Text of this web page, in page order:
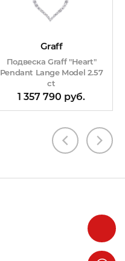
Graff
Подвеска Graff "Heart"
Pendant Lange Model 2.57
ct
1 357 790 руб.